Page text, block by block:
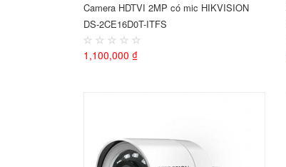
Camera HDTVI 2MP có mic HIKVISION
DS-2CE16D0T-ITFS
1,100,000 ₫